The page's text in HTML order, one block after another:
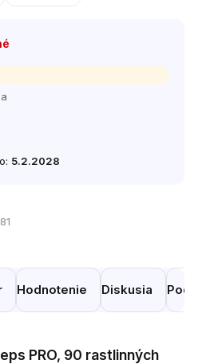
5.2.2028
Hodnotenie Diskusia
PRO, 90 rastlinných